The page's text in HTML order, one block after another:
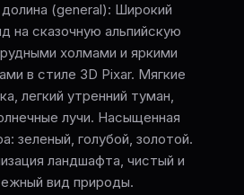
(general): Широкий
на сказочную альпийскую
холмами и яркими
в стиле 3D Pixar. Мягкие
легкий утренний туман,
лучи. Насыщенная
зеленый, голубой, золотой.
ландшафта, чистый и
вид природы.